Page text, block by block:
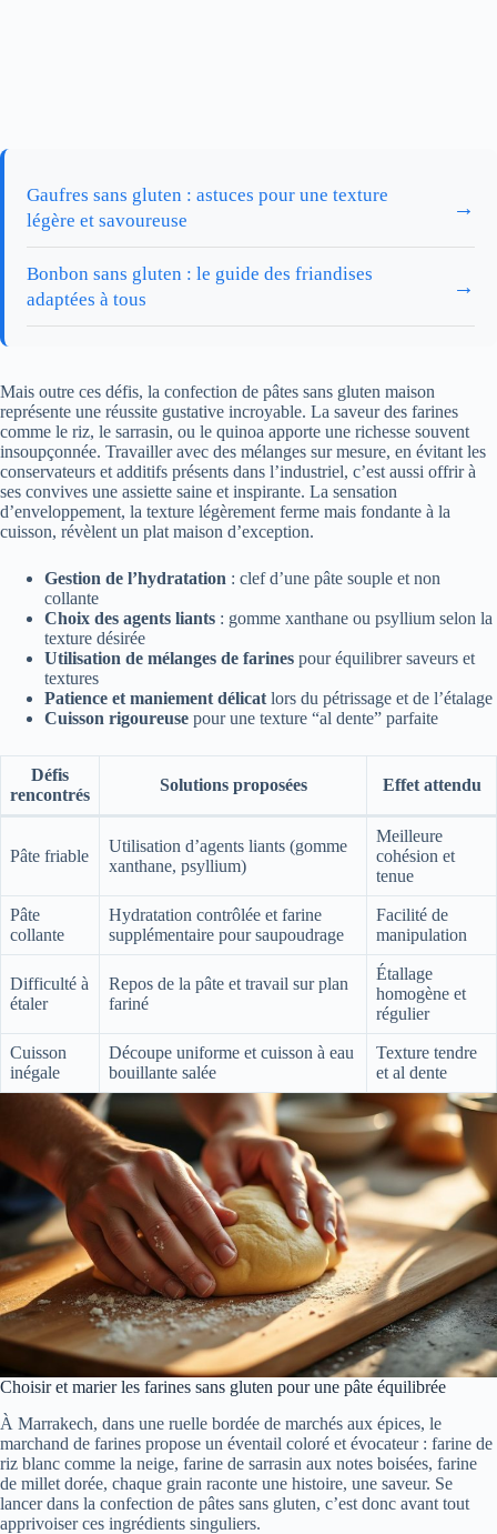
Gaufres sans gluten : astuces pour une texture
légère et savoureuse
→
Bonbon sans gluten : le guide des friandises
adaptées à tous
→
Mais outre ces défis, la confection de pâtes sans gluten maison
représente une réussite gustative incroyable. La saveur des farines
comme le riz, le sarrasin, ou le quinoa apporte une richesse souvent
insoupçonnée. Travailler avec des mélanges sur mesure, en évitant les
conservateurs et additifs présents dans l’industriel, c’est aussi offrir à
ses convives une assiette saine et inspirante. La sensation
d’enveloppement, la texture légèrement ferme mais fondante à la
cuisson, révèlent un plat maison d’exception.
Gestion de l’hydratation : clef d’une pâte souple et non
collante
Choix des agents liants : gomme xanthane ou psyllium selon la
texture désirée
Utilisation de mélanges de farines pour équilibrer saveurs et
textures
Patience et maniement délicat lors du pétrissage et de l’étalage
Cuisson rigoureuse pour une texture “al dente” parfaite
Défis
rencontrés
Solutions proposées Effet attendu
Pâte friable
Utilisation d’agents liants (gomme
xanthane, psyllium)
Meilleure
cohésion et
tenue
Pâte
collante
Hydratation contrôlée et farine
supplémentaire pour saupoudrage
Facilité de
manipulation
Difficulté à
étaler
Repos de la pâte et travail sur plan
fariné
Étallage
homogène et
régulier
Cuisson
inégale
Découpe uniforme et cuisson à eau
bouillante salée
Texture tendre
et al dente
Choisir et marier les farines sans gluten pour une pâte équilibrée
À Marrakech, dans une ruelle bordée de marchés aux épices, le
marchand de farines propose un éventail coloré et évocateur : farine de
riz blanc comme la neige, farine de sarrasin aux notes boisées, farine
de millet dorée, chaque grain raconte une histoire, une saveur. Se
lancer dans la confection de pâtes sans gluten, c’est donc avant tout
apprivoiser ces ingrédients singuliers.